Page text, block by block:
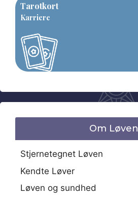
Tarotkort
Karriere
Om Løven
Stjernetegnet Løven
Kendte Løver
Løven og sundhed